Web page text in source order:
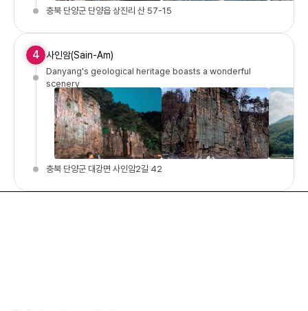
충북 단양군 단양읍 상진리 산 57-15
4 사인암(Sain-Am)
Danyang's geological heritage boasts a wonderful
scenery
충북 단양군 대강면 사인암2길 42